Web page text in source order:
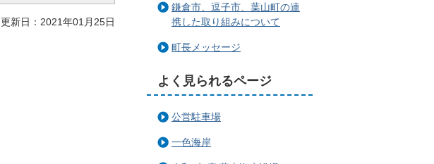
更新日：2021年01月25日
鎌倉市、逗子市、葉山町の連
携した取り組みについて
町長メッセージ
よく見られるページ
公営駐車場
一色海岸